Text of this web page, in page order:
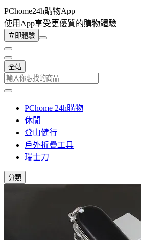
PChome24h購物App
使用App享受更優質的購物體驗
立即體驗
全站
PChome 24h購物
休閒
登山健行
戶外折疊工具
瑞士刀
分類